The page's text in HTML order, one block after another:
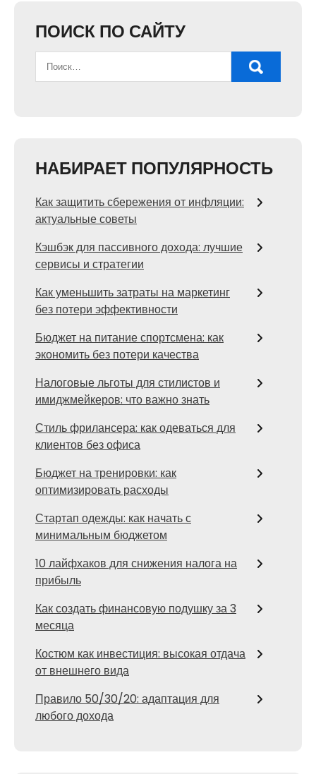
ПОИСК ПО САЙТУ
НАБИРАЕТ ПОПУЛЯРНОСТЬ
Как защитить сбережения от инфляции:
актуальные советы
Кэшбэк для пассивного дохода: лучшие
сервисы и стратегии
Как уменьшить затраты на маркетинг
без потери эффективности
Бюджет на питание спортсмена: как
экономить без потери качества
Налоговые льготы для стилистов и
имиджмейкеров: что важно знать
Стиль фрилансера: как одеваться для
клиентов без офиса
Бюджет на тренировки: как
оптимизировать расходы
Стартап одежды: как начать с
минимальным бюджетом
10 лайфхаков для снижения налога на
прибыль
Как создать финансовую подушку за 3
месяца
Костюм как инвестиция: высокая отдача
от внешнего вида
Правило 50/30/20: адаптация для
любого дохода